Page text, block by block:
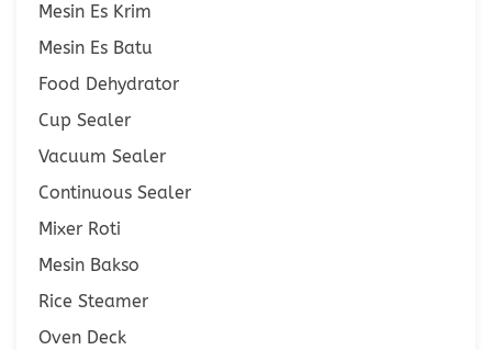
Mesin Es Krim
Mesin Es Batu
Food Dehydrator
Cup Sealer
Vacuum Sealer
Continuous Sealer
Mixer Roti
Mesin Bakso
Rice Steamer
Oven Deck